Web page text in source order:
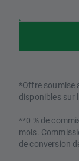
*Offre soumise
disponibles sur
**0 % de
mois.
de conversion